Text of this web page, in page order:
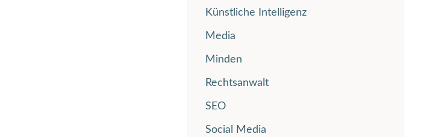
Künstliche Intelligenz
Media
Minden
Rechtsanwalt
SEO
Social Media